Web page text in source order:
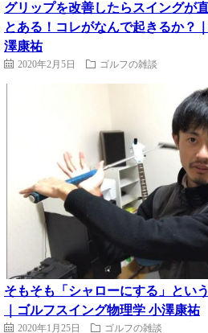
グリップを改善したらスイングが
とある！コレがなんで起きるか？
澤康祐
2020年2月5日 ゴルフの雑談
そもそも「シャローにする」とい
｜ゴルフスイング物理学 小澤康祐
2020年1月25日 ゴルフの雑談